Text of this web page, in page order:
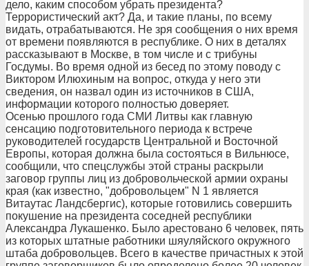
дело, каким способом убрать президента?
Террористический акт? Да, и такие планы, по всему
видать, отрабатываются. Не зря сообщения о них время
от времени появляются в республике. О них в деталях
рассказывают в Москве, в том числе и с трибуны
Госдумы. Во время одной из бесед по этому поводу с
Виктором Илюхиным на вопрос, откуда у него эти
сведения, он назвал один из источников в США,
информации которого полностью доверяет.
Осенью прошлого года СМИ Литвы как главную
сенсацию подготовительного периода к встрече
руководителей государств Центральной и Восточной
Европы, которая должна была состояться в Вильнюсе,
сообщили, что спецслужбы этой страны раскрыли
заговор группы лиц из добровольческой армии охраны
края (как известно, "добровольцем" N 1 является
Витаутас Ландсбергис), которые готовились совершить
покушение на президента соседней республики
Александра Лукашенко. Было арестовано 6 человек, пять
из которых штатные работники шяуляйского окружного
штаба добровольцев. Всего в качестве причастных к этой